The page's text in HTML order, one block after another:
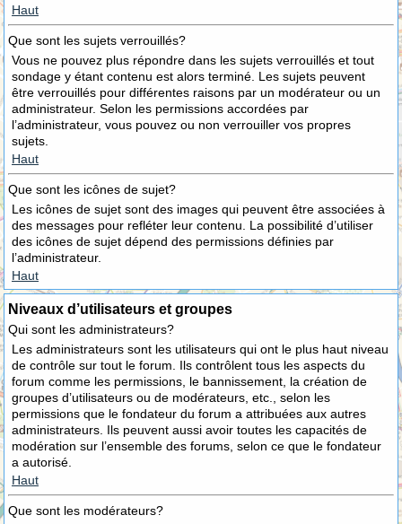
Haut
Que sont les sujets verrouillés?
Vous ne pouvez plus répondre dans les sujets verrouillés et tout
sondage y étant contenu est alors terminé. Les sujets peuvent
être verrouillés pour différentes raisons par un modérateur ou un
administrateur. Selon les permissions accordées par
l’administrateur, vous pouvez ou non verrouiller vos propres
sujets.
Haut
Que sont les icônes de sujet?
Les icônes de sujet sont des images qui peuvent être associées à
des messages pour refléter leur contenu. La possibilité d’utiliser
des icônes de sujet dépend des permissions définies par
l’administrateur.
Haut
Niveaux d’utilisateurs et groupes
Qui sont les administrateurs?
Les administrateurs sont les utilisateurs qui ont le plus haut niveau
de contrôle sur tout le forum. Ils contrôlent tous les aspects du
forum comme les permissions, le bannissement, la création de
groupes d’utilisateurs ou de modérateurs, etc., selon les
permissions que le fondateur du forum a attribuées aux autres
administrateurs. Ils peuvent aussi avoir toutes les capacités de
modération sur l’ensemble des forums, selon ce que le fondateur
a autorisé.
Haut
Que sont les modérateurs?